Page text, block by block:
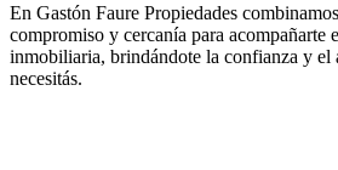
En Gastón Faure Propiedades
compromiso y cercanía para acompañarte
inmobiliaria, brindándote la confianza y el
necesitás.